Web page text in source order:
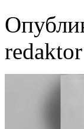
redaktor